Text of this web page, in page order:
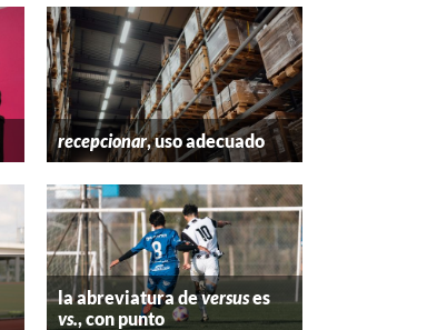
recepcionar, uso adecuado
la abreviatura deversuses
vs., con punto